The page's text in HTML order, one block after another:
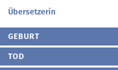
Übersetzerin
GEBURT
TOD